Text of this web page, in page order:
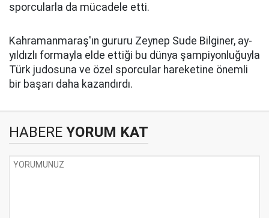
sporcularla da mücadele etti.
Kahramanmaraş'ın gururu Zeynep Sude Bilginer, ay-
yıldızlı formayla elde ettiği bu dünya şampiyonluğuyla
Türk judosuna ve özel sporcular hareketine önemli
bir başarı daha kazandırdı.
HABERE YORUM KAT